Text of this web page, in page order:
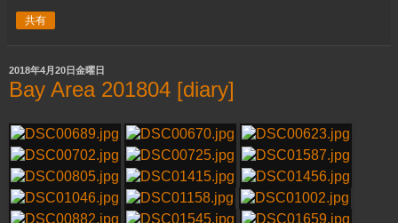
共有
2018年4月20日金曜日
Bay Area 201804 [diary]